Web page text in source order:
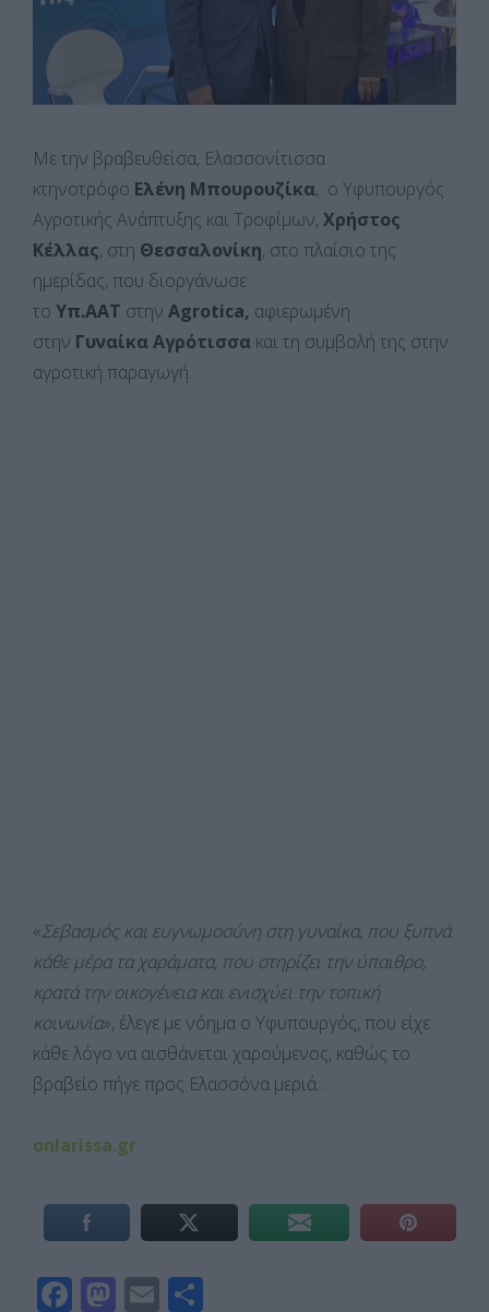
Με την βραβευθείσα, Ελασσονίτισσα
κτηνοτρόφο Ελένη Μπουρουζίκα, ο Υφυπουργός
Αγροτικής Ανάπτυξης και Τροφίμων, Χρήστος
Κέλλας, στη Θεσσαλονίκη, στο πλαίσιο της
ημερίδας, που διοργάνωσε
το Υπ.ΑΑΤ στην Agrotica, αφιερωμένη
στην Γυναίκα Αγρότισσα και τη συμβολή της στην
αγροτική παραγωγή.
«Σεβασμός και ευγνωμοσύνη στη γυναίκα, που ξυπνά
κάθε μέρα τα χαράματα, που στηρίζει την ύπαιθρο,
κρατά την οικογένεια και ενισχύει την τοπική
κοινωνία», έλεγε με νόημα ο Υφυπουργός, που είχε
κάθε λόγο να αισθάνεται χαρούμενος, καθώς το
βραβείο πήγε προς Ελασσόνα μεριά…
onlarissa.gr
F M E